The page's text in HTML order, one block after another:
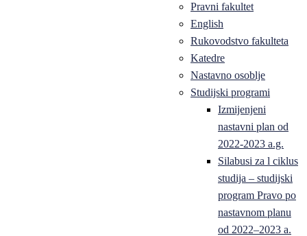
Pravni fakultet
English
Rukovodstvo fakulteta
Katedre
Nastavno osoblje
Studijski programi
Izmijenjeni
nastavni plan od
2022-2023 a.g.
Silabusi za l ciklus
studija – studijski
program Pravo po
nastavnom planu
od 2022–2023 a.